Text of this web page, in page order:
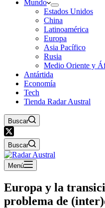
Mundo
Estados Unidos
China
Latinoamérica
Europa
Asia Pacífico
Rusia
Medio Oriente y
Antártida
Economía
Tech
Tienda Radar Austral
Buscar
Buscar
Menú
Europa y la
problema de